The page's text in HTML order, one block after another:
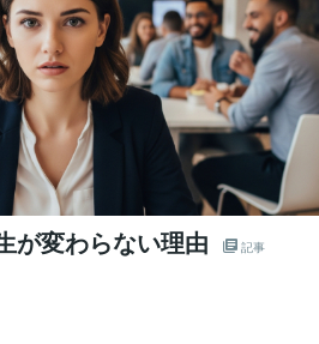
が変わらない理由 記事